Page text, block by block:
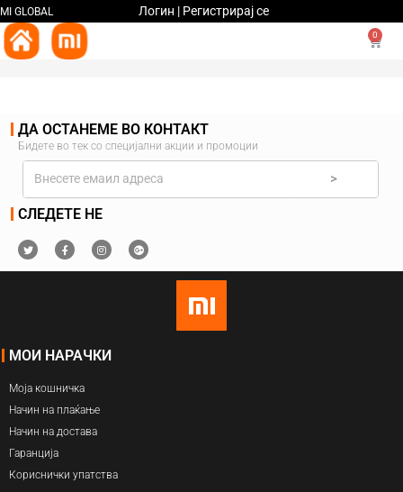
MI GLOBAL Логин | Регистрирај се
0
ДА ОСТАНЕМЕ ВО КОНТАКТ
Бидете во тек со специјални акции и промоции
>
СЛЕДЕТЕ НЕ
МОИ НАРАЧКИ
Моја кошничка
Начин на плаќање
Начин на достава
Гаранција
Кориснички упатства